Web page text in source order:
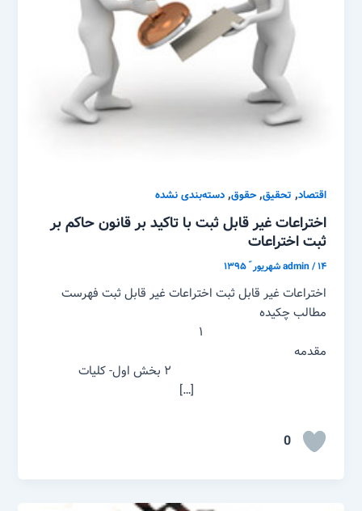
اقتصاد, تحقیق,حقوق,دسته‌بندی نشده
اختراعات غیر قابل ثبت با تاکید بر قانون حاکم بر
ثبت اختراعات
admin/۱۴ شهریور ّ ۱۳۹۵
اختراعات غیر قابل ثبت اختراعات غیر قابل ثبت فهرست
مطالب چکیده
۱
مقدمه
۲ بخش اول- کلیات
[…]
0